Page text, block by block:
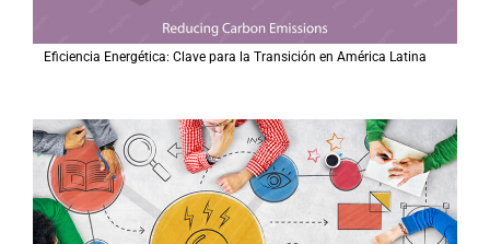
Eficiencia Energética: Clave para la Transición en América Latina